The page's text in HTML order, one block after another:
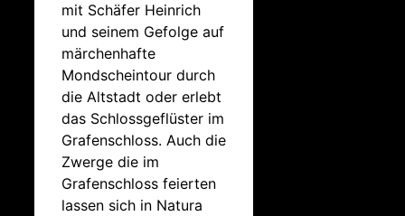
mit Schäfer Heinrich
und seinem Gefolge auf
märchenhafte
Mondscheintour durch
die Altstadt oder erlebt
das Schlossgeflüster im
Grafenschloss. Auch die
Zwerge die im
Grafenschloss feierten
lassen sich in Natura